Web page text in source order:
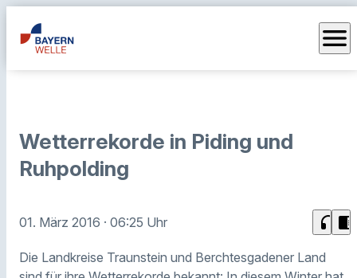
menu
Wetterrekorde in Piding und
Ruhpolding
01. März 2016 · 06:25 Uhr headphones chrome_reader_mode
Die Landkreise Traunstein und Berchtesgadener Land